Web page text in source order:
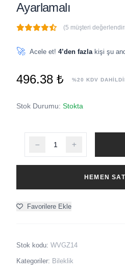
Ayarlamalı
(5 müşteri
🚀 Acele et! 4’den fazla kişi şu
496.38 ₺ %20 KDV
Stok Durumu: Stokta
HEMEN
Favorilere Ekle
Stok kodu: WVGZ14
Kategoriler: Bileklik